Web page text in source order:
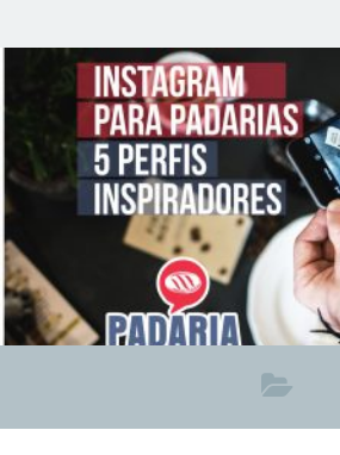
rápidas. E o Instagram é um
que ajuda as pessoas a decidir
refeição. Entre os frequentadores
usando celulares, 23% fotografam
lembrança e 15% compartilham